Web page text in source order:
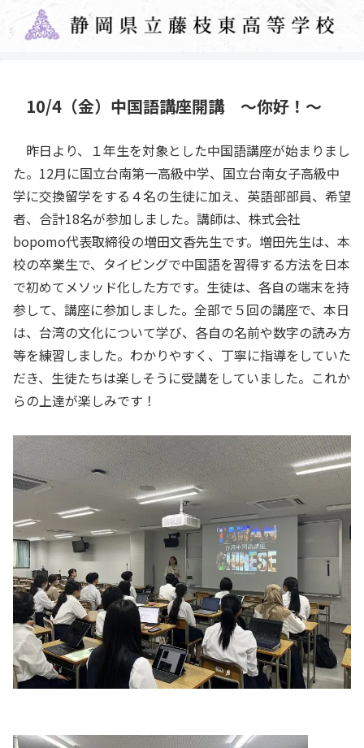
10/4（金）中国語講座開講 ～你好！～
昨日より、１年生を対象とした中国語講座が始まりまし
た。12月に国立台南第一高級中学、国立台南女子高級中
学に交換留学をする４名の生徒に加え、英語部部員、希望
者、合計18名が参加しました。講師は、株式会社
bopomo代表取締役の増田文香先生です。増田先生は、本
校の卒業生で、タイピングで中国語を習得する方法を日本
で初めてメソッド化した方です。生徒は、各自の端末を持
参して、講座に参加しました。全部で５回の講座で、本日
は、台湾の文化について学び、各自の名前や数字の読み方
等を練習しました。わかりやすく、丁寧に指導をしていた
だき、生徒たちは楽しそうに受講をしていました。これか
らの上達が楽しみです！